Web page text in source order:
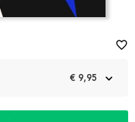
€ 9,95
favorite_border